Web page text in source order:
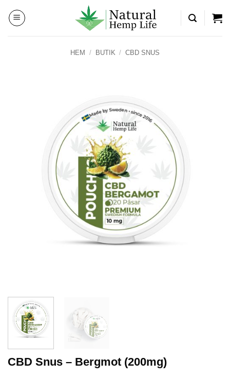
HEM / BUTIK / CBD SNUS
CBD Snus – Bergmot (200mg)